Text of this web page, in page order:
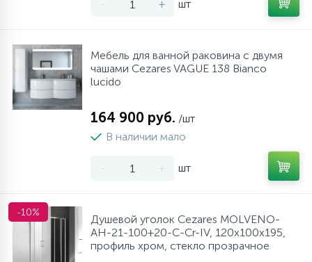
- + шт
Мебель для ванной раковина с двумя
чашами Cezares VAGUE 138 Bianco
lucido
164 900 руб. /шт
В наличии мало
- + шт
-10%
Душевой уголок Cezares MOLVENO-
AH-21-100+20-C-Cr-IV, 120х100х195,
профиль хром, стекло прозрачное